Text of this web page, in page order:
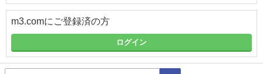
m3.comにご登録済の方
ログイン